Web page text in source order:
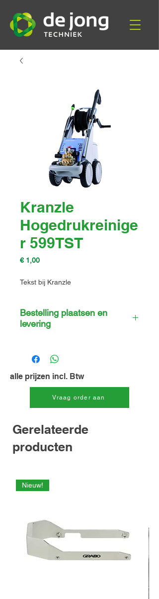
Kranzle
Hogedrukreinige
r 599TST
€ 1,00Prijs
Tekst bij Kranzle
Bestelling plaatsen en
levering
besteld worden of via de mail. Wilt u
de machine komen halen of wilt u de
machine geleverd hebben? Laat het
ons
weten: info@dejongtechniek.com
of 06 30 72 49 09
alle prijzen incl. Btw
Vraag order aan
Gerelateerde
producten
Nieuw!